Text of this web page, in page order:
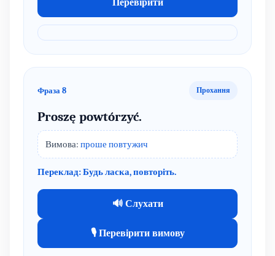
Фраза 8 Прохання
Proszę powtórzyć.
Вимова: проше повтужич
Переклад: Будь ласка, повторіть.
🔊 Слухати
🎙 Перевірити вимову